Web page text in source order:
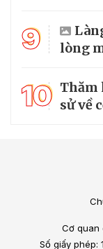
9
lòng
10 Thăm
sử về
Cơ quan
Số giấy phép: